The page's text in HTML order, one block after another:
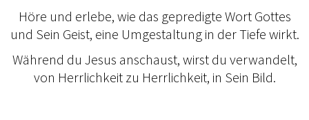
Höre und erlebe, wie das gepredigte Wort Gottes
und Sein Geist, eine Umgestaltung in der Tiefe wirkt.
Während du Jesus anschaust, wirst du verwandelt,
von Herrlichkeit zu Herrlichkeit, in Sein Bild.